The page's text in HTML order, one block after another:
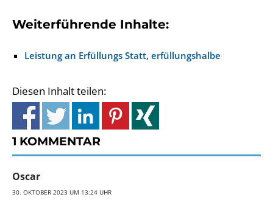
Weiterführende Inhalte:
Leistung an Erfüllungs Statt, erfüllungshalbe
Diesen Inhalt teilen:
1 KOMMENTAR
Oscar
30. OKTOBER 2023 UM 13:24 UHR